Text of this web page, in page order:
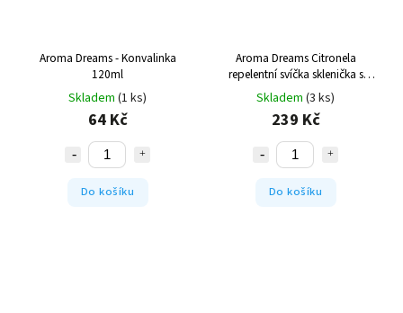
Aroma Dreams - Konvalinka
120ml
Skladem (1 ks)
64 Kč
Do košíku
Aroma Dreams Citronela
repelentní svíčka sklenička s
víčkem 450 ml
Skladem (3 ks)
239 Kč
Do košíku